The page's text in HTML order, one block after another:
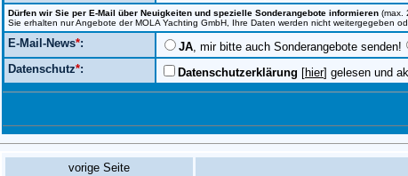
Dürfen wir Sie per E-Mail über Neuigkeiten und spezielle Sonderangebote informieren (max.
Sie erhalten nur Angebote der MOLA Yachting GmbH, Ihre Daten werden nicht weitergegeben
E-Mail-News*: JA, mir bitte auch Sonderangebote senden!
Datenschutz*: Datenschutzerklärung [hier] gelesen und
vorige Seite